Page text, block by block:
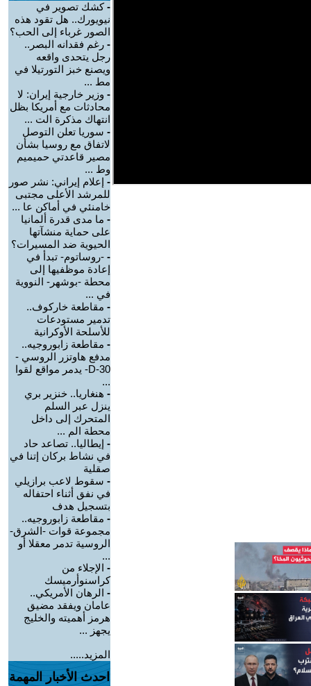
-كشك تصوير في
نيويورك.. هل تقود هذه
الصور غرباء إلى الحب؟
- رغم فقدانه البصر..
رجل يتحدى واقعه
ويصنع خبز التورتيلا في
مط ...
- وزير خارجية إيران: لا
محادثات مع أمريكا بظل
انتهاك مذكرة الت ...
- سوريا تعلن التوصل
لاتفاق مع روسيا بشأن
مصير قاعدتي حميميم
وط ...
- إعلام إيراني: نشر صور
للمرشد الأعلى مجتبى
خامنئي في أماكن عا ...
- ما مدى قدرة ألمانيا
على حماية منشآتها
الحيوية ضد المسيرات؟
- -روساتوم- تبدأ في
إعادة موظفيها إلى
محطة -بوشهر- النووية
في ...
- مقاطعة خاركوف..
تدمير مستودعات
للأسلحة الأوكرانية
- مقاطعة زابوروجيه..
مدفع هاوتزر الروسي -
D-30- يدمر مواقع لقوا
...
- هنغاريا.. خنزير بري
ينزل عبر السلم
المتحرك إلى داخل
محطة الم ...
- إيطاليا.. تصاعد حاد
في نشاط بركان إتنا في
صقلية
- سقوط لاعب برازيلي
في نفق أثناء احتفاله
بتسجيل هدف
- مقاطعة زابوروجيه..
مجموعة قوات -الشرق-
الروسية تدمر معقلا أو
...
- الإجلاء من
كراسنوأرميسك
- الرهان الأمريكي..
عامان ويفقد مضيق
هرمز أهميته والخليج
يجهز ...
المزيد.....
احدث الأخبار المهمة